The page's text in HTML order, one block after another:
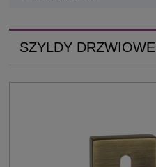
SZYLDY DRZWIOWE